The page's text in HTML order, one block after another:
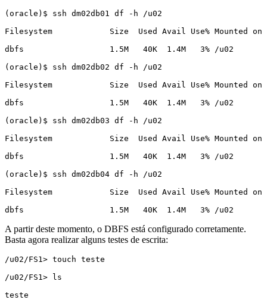
(oracle)$ ssh dm02db01 df -h /u02
Filesystem            Size  Used Avail Use% Mounted on
dbfs                  1.5M   40K  1.4M   3% /u02
(oracle)$ ssh dm02db02 df -h /u02
Filesystem            Size  Used Avail Use% Mounted on
dbfs                  1.5M   40K  1.4M   3% /u02
(oracle)$ ssh dm02db03 df -h /u02
Filesystem            Size  Used Avail Use% Mounted on
dbfs                  1.5M   40K  1.4M   3% /u02
(oracle)$ ssh dm02db04 df -h /u02
Filesystem            Size  Used Avail Use% Mounted on
dbfs                  1.5M   40K  1.4M   3% /u02
A partir deste momento, o DBFS está configurado corretamente.
Basta agora realizar alguns testes de escrita:
/u02/FS1> touch teste
/u02/FS1> ls
teste